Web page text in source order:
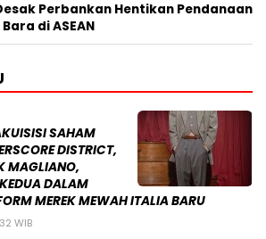
Perbankan Hentikan Pendanaan
di ASEAN
SAHAM
DISTRICT,
MAGLIANO,
DALAM
MEREK MEWAH ITALIA BARU
WIB